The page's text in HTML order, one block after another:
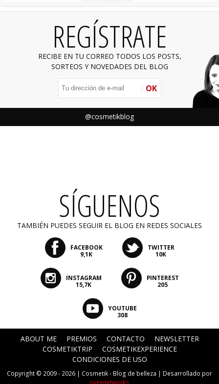
REGÍSTRATE
RECIBE EN TU CORREO TODOS LOS POSTS,
SORTEOS Y NOVEDADES DEL BLOG
OK
@cosmetikblog
SÍGUENOS
TAMBIÉN PUEDES SEGUIR EL BLOG EN REDES SOCIALES
FACEBOOK
9,1K
TWITTER
10K
INSTAGRAM
15,7K
PINTEREST
205
YOUTUBE
308
ABOUT ME PREMIOS CONTACTO
NEWSLETTER
COSMETIKTRIP
COSMETIKEXPERIENCE
CONDICIONES DE USO
Copyright © 2009 - 2026 | Cosmetik - Blog de belleza | Desarrollado por
rugenetworks